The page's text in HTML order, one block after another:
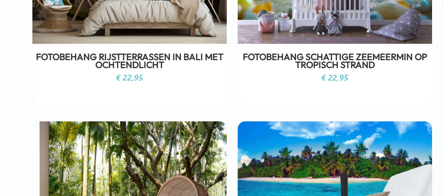
FOTOBEHANG RIJSTTERRASSEN IN BALI MET
OCHTENDLICHT
€22,95
FOTOBEHANG SCHATTIGE ZEEMEERMIN OP
TROPISCH STRAND
€22,95